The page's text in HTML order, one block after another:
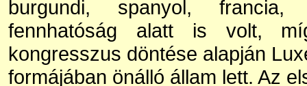
burgundi, spanyol,
fennhatóság alatt is volt,
kongresszus döntése alapján
formájában önálló állam lett. Az